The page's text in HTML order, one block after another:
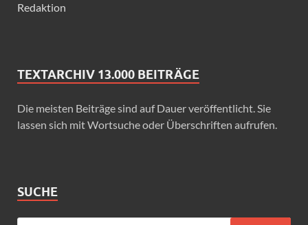
Redaktion
TEXTARCHIV 13.000 BEITRÄGE
Die meisten Beiträge sind auf Dauer veröffentlicht. Sie
lassen sich mit Wortsuche oder Überschriften aufrufen.
SUCHE